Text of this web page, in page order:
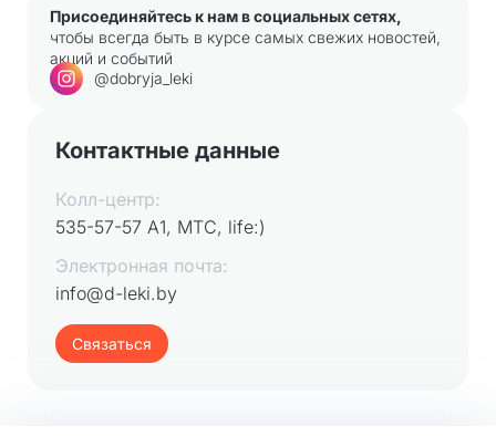
Присоединяйтесь к нам в социальных сетях,
чтобы всегда быть в курсе самых свежих новостей,
акций и событий
@dobryja_leki
Контактные данные
Колл-центр:
535-57-57 А1, МТС, life:)
Электронная почта:
info@d-leki.by
Связаться